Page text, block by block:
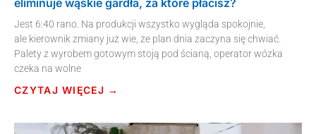
Jest 6:40 rano. Na produkcji wszystko wygląda spokojnie,
ale kierownik zmiany już wie, że plan dnia zaczyna się chwiać.
Palety z wyrobem gotowym stoją pod ścianą, operator wózka
czeka na wolne
CZYTAJ WIĘCEJ →